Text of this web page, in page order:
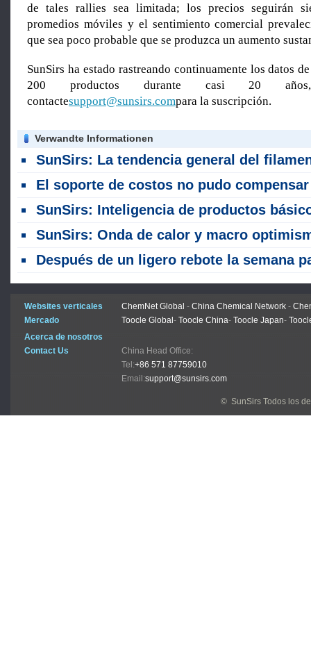
de tales rallies sea limitada; los precios seguirán
promedios móviles y el sentimiento comercial
que sea poco probable que se produzca un aumento
SunSirs ha estado rastreando continuamente los datos
200 productos durante casi 20
contactesupport@sunsirs.compara la suscripción.
Verwandte Informationen
SunSirs: La tendencia general del filamento de poliéster estaba fluctuando al alza la semana
El soporte de costos no pudo compensar la débil demanda durante la temporada baja, y los precios del filamento de poliéster retrocedieron después de un aumento esta
SunSirs: Inteligencia de productos básicos a granel de las industrias de productos textiles (14 de julio de
SunSirs: Onda de calor y macro optimismo alimentan el rally de precios del
Después de un ligero rebote la semana pasada, los precios del filamento de poliéster continuaron debilitándose, con el centro de precios cambiando a la
Websites verticales ChemNet Global - China Chemical Network -
Mercado
Toocle Global- Toocle China- Toocle Japan-
Acerca de nosotros
Contact Us
China Head Office:
Tel:+86 571 87759010
Email:support@sunsirs.com
© SunSirs Todos los